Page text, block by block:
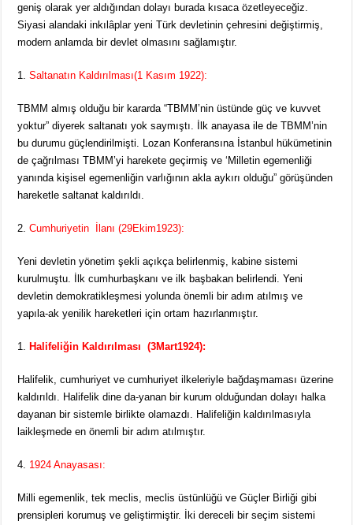
geniş olarak yer aldığından dolayı burada kısaca özetleyeceğiz.
Siyasi alandaki inkılâplar yeni Türk devletinin çehresini değiştirmiş,
modern anlamda bir devlet olmasını sağlamıştır.
Saltanatın Kaldırılması(1 Kasım 1922):
TBMM almış olduğu bir kararda “TBMM’nin üstünde güç ve kuvvet
yoktur” diyerek saltanatı yok saymıştı. İlk anayasa ile de TBMM’nin
bu durumu güçlendirilmişti. Lozan Konferansına İstanbul hükümetinin
de çağrılması TBMM’yi harekete geçirmiş ve ‘Milletin egemenliği
yanında kişisel egemenliğin varlığının akla aykırı olduğu” görüşünden
hareketle saltanat kaldırıldı.
Cumhuriyetin İlanı (29Ekim1923):
Yeni devletin yönetim şekli açıkça belirlenmiş, kabine sistemi
kurulmuştu. İlk cumhurbaşkanı ve ilk başbakan belirlendi. Yeni
devletin demokratikleşmesi yolunda önemli bir adım atılmış ve
yapıla-ak yenilik hareketleri için ortam hazırlanmıştır.
Halifeliğin Kaldırılması (3Mart1924):
Halifelik, cumhuriyet ve cumhuriyet ilkeleriyle bağdaşmaması üzerine
kaldırıldı. Halifelik dine da-yanan bir kurum olduğundan dolayı halka
dayanan bir sistemle birlikte olamazdı. Halifeliğin kaldırılmasıyla
laikleşmede en önemli bir adım atılmıştır.
1924 Anayasası:
Milli egemenlik, tek meclis, meclis üstünlüğü ve Güçler Birliği gibi
prensipleri korumuş ve geliştirmiştir. İki dereceli bir seçim sistemi